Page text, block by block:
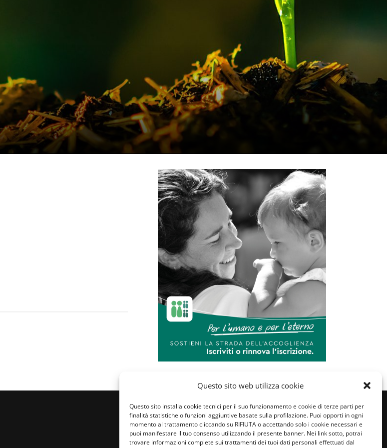
Questo sito web utilizza cookie
Questo sito installa cookie tecnici per il suo funzionamento e cookie di terze parti per
finalità statistiche o funzioni aggiuntive basate sulla profilazione. Puoi opporti in ogni
momento al trattamento cliccando su RIFIUTA o accettando solo i cookie necessari e
puoi manifestare il tuo consenso utilizzando il presente banner. Nei link sotto, potrai
trovare informazioni complete sui trattamenti dei tuoi dati personali effettuati dal